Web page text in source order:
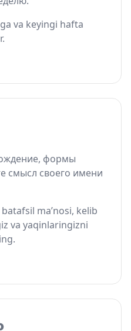
va keyingi hafta
формы
смысл своего имени
ma’nosi, kelib
va yaqinlaringizni